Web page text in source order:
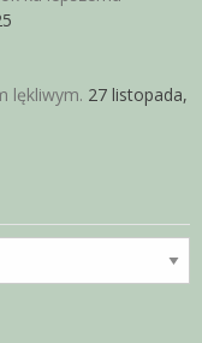
lękliwym. 27 listopada,